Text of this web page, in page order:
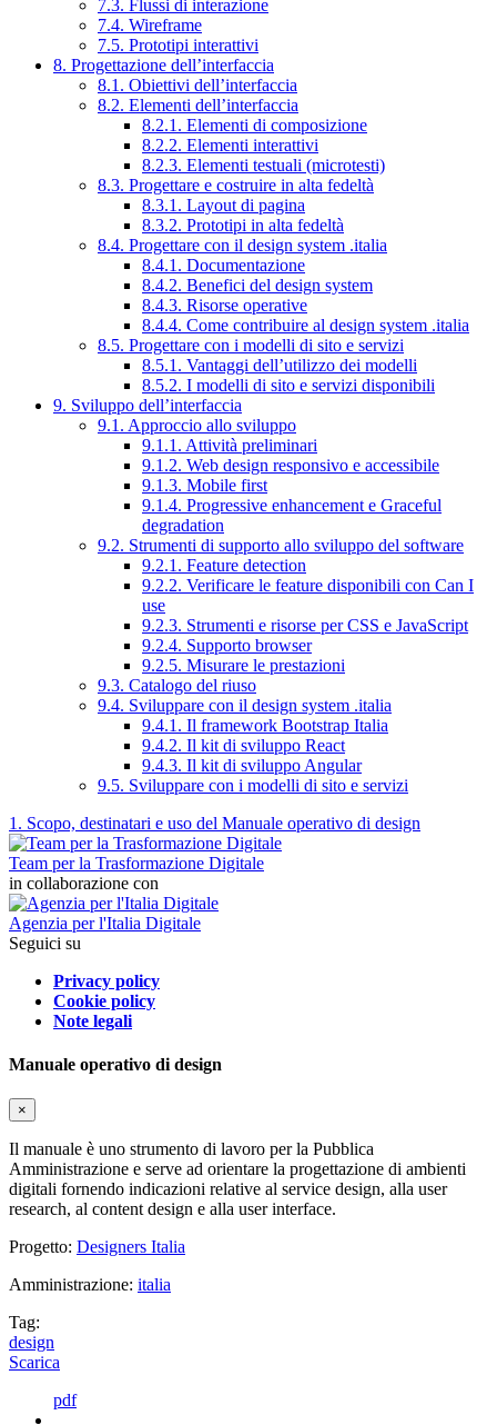
7.3. Flussi di interazione
7.4. Wireframe
7.5. Prototipi interattivi
8. Progettazione dell’interfaccia
8.1. Obiettivi dell’interfaccia
8.2. Elementi dell’interfaccia
8.2.1. Elementi di composizione
8.2.2. Elementi interattivi
8.2.3. Elementi testuali (microtesti)
8.3. Progettare e costruire in alta fedeltà
8.3.1. Layout di pagina
8.3.2. Prototipi in alta fedeltà
8.4. Progettare con il design system .italia
8.4.1. Documentazione
8.4.2. Benefici del design system
8.4.3. Risorse operative
8.4.4. Come contribuire al design system .italia
8.5. Progettare con i modelli di sito e servizi
8.5.1. Vantaggi dell’utilizzo dei modelli
8.5.2. I modelli di sito e servizi disponibili
9. Sviluppo dell’interfaccia
9.1. Approccio allo sviluppo
9.1.1. Attività preliminari
9.1.2. Web design responsivo e accessibile
9.1.3. Mobile first
9.1.4. Progressive enhancement e Graceful
degradation
9.2. Strumenti di supporto allo sviluppo del software
9.2.1. Feature detection
9.2.2. Verificare le feature disponibili con Can I
use
9.2.3. Strumenti e risorse per CSS e JavaScript
9.2.4. Supporto browser
9.2.5. Misurare le prestazioni
9.3. Catalogo del riuso
9.4. Sviluppare con il design system .italia
9.4.1. Il framework Bootstrap Italia
9.4.2. Il kit di sviluppo React
9.4.3. Il kit di sviluppo Angular
9.5. Sviluppare con i modelli di sito e servizi
1. Scopo, destinatari e uso del Manuale operativo di design
Team per la Trasformazione Digitale
in collaborazione con
Agenzia per l'Italia Digitale
Seguici su
Privacy policy
Cookie policy
Note legali
Manuale operativo di design
×
Il manuale è uno strumento di lavoro per la Pubblica
Amministrazione e serve ad orientare la progettazione di ambienti
digitali fornendo indicazioni relative al service design, alla user
research, al content design e alla user interface.
Progetto: Designers Italia
Amministrazione: italia
Tag:
design
Scarica
pdf